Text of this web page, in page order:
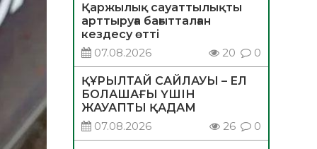
Қаржылық сауаттылықты
арттыруға бағытталған
кездесу өтті
07.08.2026
20 0
ҚҰРЫЛТАЙ САЙЛАУЫ – ЕЛ
БОЛАШАҒЫ ҮШІН
ЖАУАПТЫ ҚАДАМ
07.08.2026
26 0